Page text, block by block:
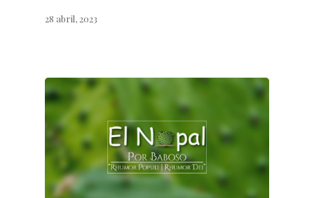
28 abril, 2023